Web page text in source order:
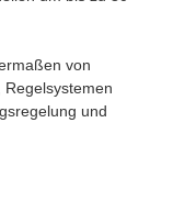
von
und